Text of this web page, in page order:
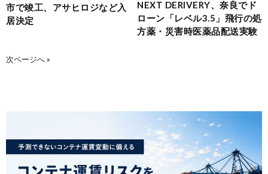
市で竣工、アサヒロジなど入
居決定
NEXT DERIVERY、奈良でド
ローン「レベル3.5」飛行の処
方薬・災害時医薬品配送実験
次ページへ »